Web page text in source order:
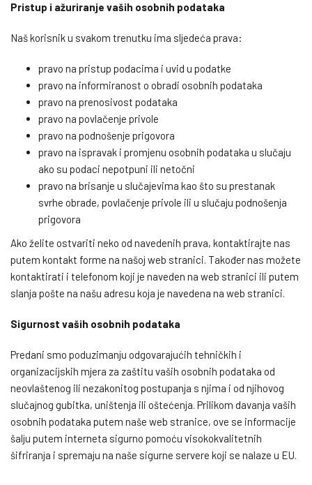
Pristup i ažuriranje vaših osobnih podataka
Naš korisnik u svakom trenutku ima sljedeća prava:
pravo na pristup podacima i uvid u podatke
pravo na informiranost o obradi osobnih podataka
pravo na prenosivost podataka
pravo na povlačenje privole
pravo na podnošenje prigovora
pravo na ispravak i promjenu osobnih podataka u slučaju
ako su podaci nepotpuni ili netočni
pravo na brisanje u slučajevima kao što su prestanak
svrhe obrade, povlačenje privole ili u slučaju podnošenja
prigovora
Ako želite ostvariti neko od navedenih prava, kontaktirajte nas
putem kontakt forme na našoj web stranici. Također nas možete
kontaktirati i telefonom koji je naveden na web stranici ili putem
slanja pošte na našu adresu koja je navedena na web stranici.
Sigurnost vaših osobnih podataka
Predani smo poduzimanju odgovarajućih tehničkih i
organizacijskih mjera za zaštitu vaših osobnih podataka od
neovlaštenog ili nezakonitog postupanja s njima i od njihovog
slučajnog gubitka, uništenja ili oštećenja. Prilikom davanja vaših
osobnih podataka putem naše web stranice, ove se informacije
šalju putem interneta sigurno pomoću visokokvalitetnih
šifriranja i spremaju na naše sigurne servere koji se nalaze u EU.